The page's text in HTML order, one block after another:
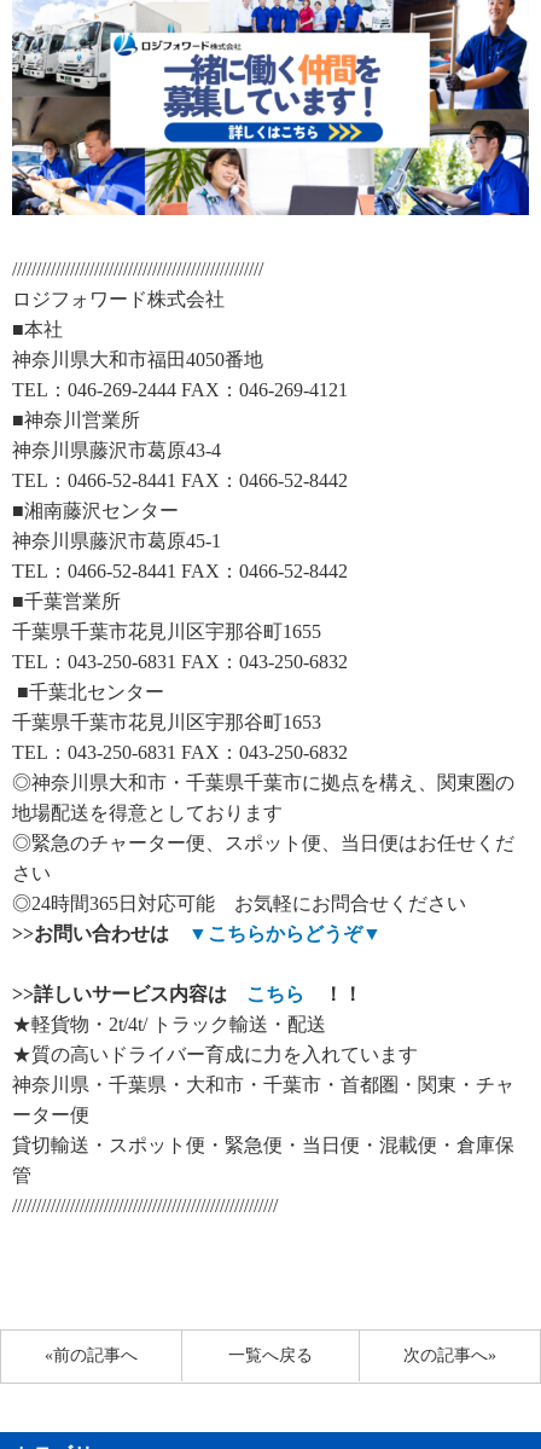
////////////////////////////////////////////////////
ロジフォワード株式会社
■本社
神奈川県大和市福田4050番地
TEL：046-269-2444 FAX：046-269-4121
■神奈川営業所
神奈川県藤沢市葛原43-4
TEL：0466-52-8441 FAX：0466-52-8442
■湘南藤沢センター
神奈川県藤沢市葛原45-1
TEL：0466-52-8441 FAX：0466-52-8442
■千葉営業所
千葉県千葉市花見川区宇那谷町1655
TEL：043-250-6831 FAX：043-250-6832
■千葉北センター
千葉県千葉市花見川区宇那谷町1653
TEL：043-250-6831 FAX：043-250-6832
◎神奈川県大和市・千葉県千葉市に拠点を構え、関東圏の
地場配送を得意としております
◎緊急のチャーター便、スポット便、当日便はお任せくだ
さい
◎24時間365日対応可能 お気軽にお問合せください
>>お問い合わせは ▼ こちらからどうぞ▼
>>詳しいサービス内容は こちら
！！
★軽貨物・2t/4t/ トラック輸送・配送
★質の高いドライバー育成に力を入れています
神奈川県・千葉県・大和市・千葉市・首都圏・関東・チャ
ーター便
貸切輸送・スポット便・緊急便・当日便・混載便・倉庫保
管
///////////////////////////////////////////////////////
«前の記事へ 次の記事へ»
一覧へ戻る